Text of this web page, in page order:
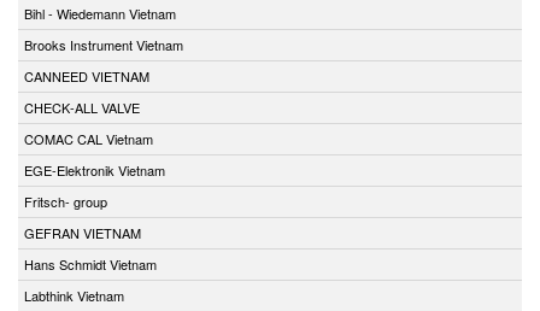
Bihl - Wiedemann Vietnam
Brooks Instrument Vietnam
CANNEED VIETNAM
CHECK-ALL VALVE
COMAC CAL Vietnam
EGE-Elektronik Vietnam
Fritsch- group
GEFRAN VIETNAM
Hans Schmidt Vietnam
Labthink Vietnam